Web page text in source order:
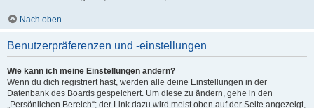
Nach oben
Benutzerpräferenzen und -einstellungen
Wie kann ich meine Einstellungen ändern?
Wenn du dich registriert hast, werden alle deine Einstellungen in der
Datenbank des Boards gespeichert. Um diese zu ändern, gehe in den
„Persönlichen Bereich“; der Link dazu wird meist oben auf der Seite angezeigt,